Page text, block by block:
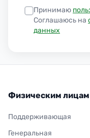
Принимаю
Соглашаюсь на
данных
Физическим лицам
Поддерживающая
Генеральная